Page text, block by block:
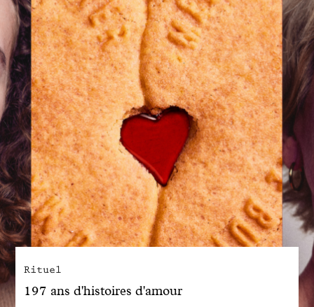
Manifesto
Dandoy Family
Boutiques
Mon compte
E-Shop
Rituel
197 ans d'histoires d'amour